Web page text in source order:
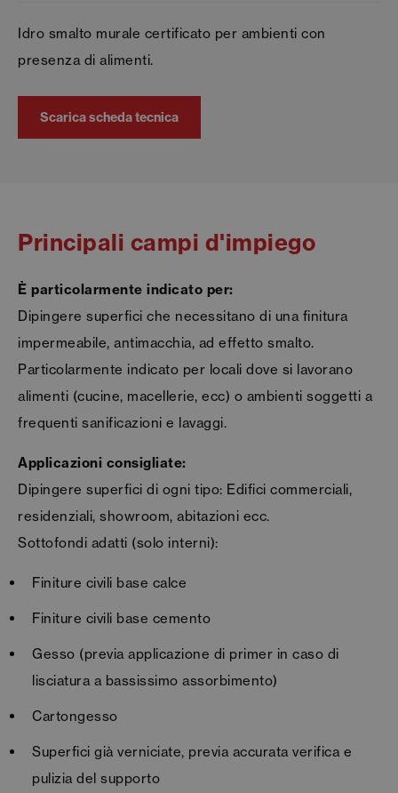
Idro smalto murale certificato per ambienti con
presenza di alimenti.
Scarica scheda tecnica
Principali campi d'impiego
È particolarmente indicato per:
Dipingere superfici che necessitano di una finitura
impermeabile, antimacchia, ad effetto smalto.
Particolarmente indicato per locali dove si lavorano
alimenti (cucine, macellerie, ecc) o ambienti soggetti a
frequenti sanificazioni e lavaggi.
Applicazioni consigliate:
Dipingere superfici di ogni tipo: Edifici commerciali,
residenziali, showroom, abitazioni ecc.
Sottofondi adatti (solo interni):
Finiture civili base calce
Finiture civili base cemento
Gesso (previa applicazione di primer in caso di
lisciatura a bassissimo assorbimento)
Cartongesso
Superfici già verniciate, previa accurata verifica e
pulizia del supporto